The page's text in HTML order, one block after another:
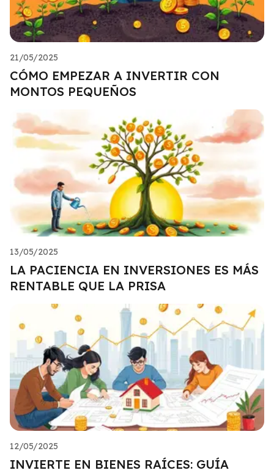
21/05/2025
CÓMO EMPEZAR A INVERTIR CON
MONTOS PEQUEÑOS
13/05/2025
LA PACIENCIA EN INVERSIONES ES MÁS
RENTABLE QUE LA PRISA
12/05/2025
INVIERTE EN BIENES RAÍCES: GUÍA